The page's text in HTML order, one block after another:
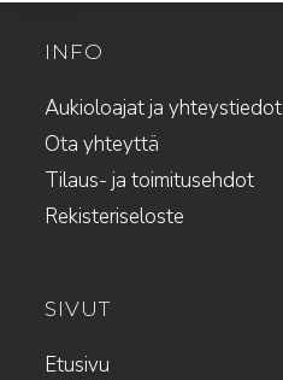
INFO
Aukioloajat ja yhteystiedot
Ota yhteyttä
Tilaus- ja toimitusehdot
Rekisteriseloste
SIVUT
Etusivu